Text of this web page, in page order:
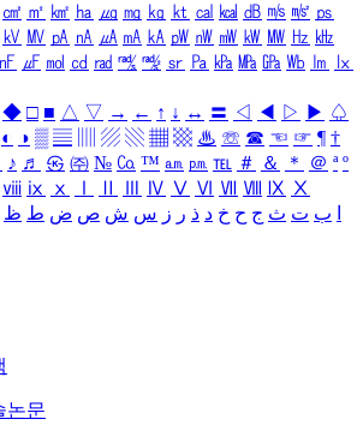
㎠ ㎡ ㎢ ㏊ ㎍ ㎎ ㎏ ㏏ ㎈ ㎉ ㏈ ㎧ ㎨ ㎰
㎸ ㎹ ㎀ ㎁ ㎂ ㎃ ㎄ ㎺ ㎻ ㎽ ㎾ ㎿ ㎐ ㎑
㎋ ㎌ ㏖ ㏅ ㎭ ㎮ ㎯ ㏛ ㎩ ㎪ ㎫ ㎬ ㏝ ㏐
㏓
◆ □ ■ △ ▽ → ← ↑ ↓ ↔ 〓 ◁ ◀ ▷ ▶ ♤
◐ ◑ ▒ ▤ ▨ ▧ ▦ ▩ ♨ ☏ ☎ ☜ ☞ ¶ †
♪ ♬ ㉿ ㈜ № ㏇ ™ ㏂ ㏘ ℡ ＃ ＆ ＊ ＠ ª º
ⅷ ⅸ ⅹ Ⅳ Ⅴ Ⅵ Ⅶ Ⅷ Ⅸ Ⅹ
ب ت ث ج ح خ د ذ ر ز س ش ص ض ط ظ
논문